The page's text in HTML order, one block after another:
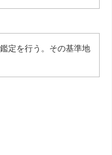
定を行う。その基準地